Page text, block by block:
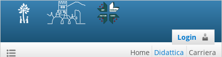
Login
Home Didattica Carriera